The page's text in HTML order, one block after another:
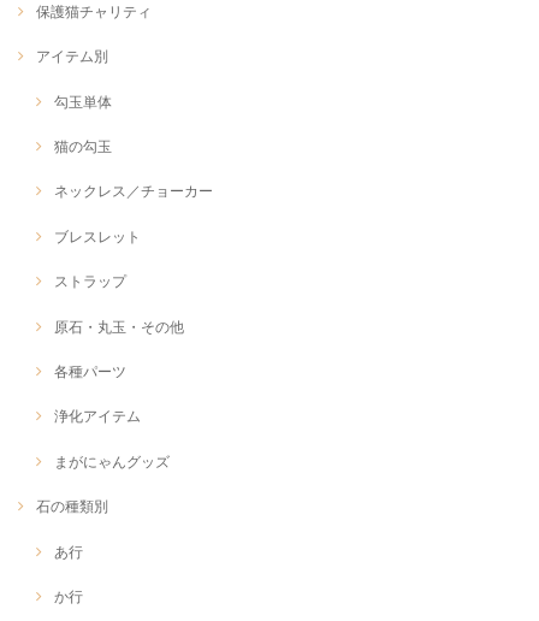
保護猫チャリティ
アイテム別
勾玉単体
猫の勾玉
ネックレス／チョーカー
ブレスレット
ストラップ
原石・丸玉・その他
各種パーツ
浄化アイテム
まがにゃんグッズ
石の種類別
あ行
か行